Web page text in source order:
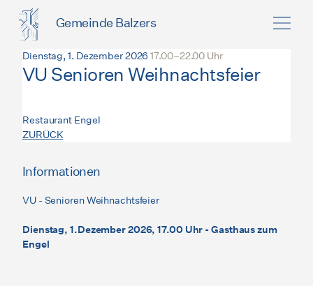
Gemeinde Balzers
Dienstag, 1. Dezember 2026 17.00–22.00 Uhr
VU Senioren Weihnachtsfeier
Restaurant Engel
ZURÜCK
Informationen
VU - Senioren Weihnachtsfeier
Dienstag, 1.Dezember 2026, 17.00 Uhr - Gasthaus zum
Engel